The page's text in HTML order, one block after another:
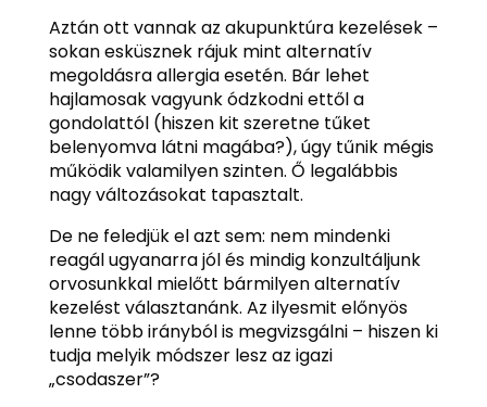
Aztán ott vannak az akupunktúra kezelések –
sokan esküsznek rájuk mint alternatív
megoldásra allergia esetén. Bár lehet
hajlamosak vagyunk ódzkodni ettől a
gondolattól (hiszen kit szeretne tűket
belenyomva látni magába?), úgy tűnik mégis
működik valamilyen szinten. Ő legalábbis
nagy változásokat tapasztalt.
De ne feledjük el azt sem: nem mindenki
reagál ugyanarra jól és mindig konzultáljunk
orvosunkkal mielőtt bármilyen alternatív
kezelést választanánk. Az ilyesmit előnyös
lenne több irányból is megvizsgálni – hiszen ki
tudja melyik módszer lesz az igazi
„csodaszer”?